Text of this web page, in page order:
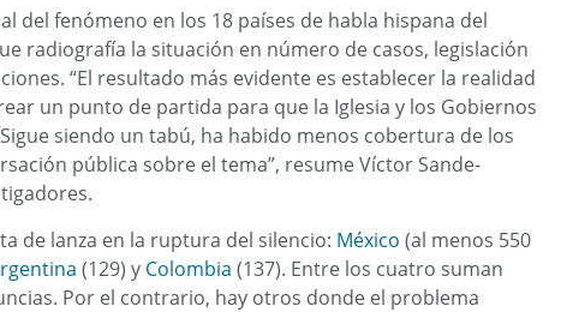
del fenómeno en los 18 países de habla hispana del
radiografía la situación en número de casos, legislación
“El resultado más evidente es establecer la realidad
un punto de partida para que la Iglesia y los Gobiernos
siendo un tabú, ha habido menos cobertura de los
pública sobre el tema”, resume Víctor Sande-
de lanza en la ruptura del silencio: México (al menos 550
(129) y Colombia (137). Entre los cuatro suman
Por el contrario, hay otros donde el problema